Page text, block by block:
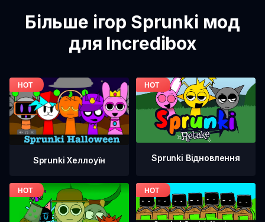
Більше ігор Sprunki мод
для Incredibox
Sprunki Хеллоуїн Sprunki Відновлення